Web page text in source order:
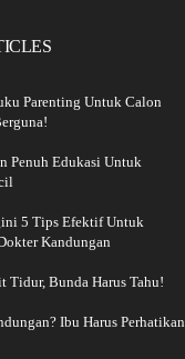
Parenting Untuk Calon
Penuh Edukasi Untuk
5 Tips Efektif Untuk
Kandungan
Tidur, Bunda Harus Tahu!
Ibu Harus Perhatikan